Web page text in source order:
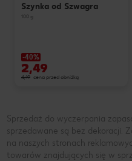
Szynka od Szwagra
100 g
-40%
2,49
4,19 cena przed obniżką
Sprzedaż do wyczerpania
sprzedawane są bez dekoracji.
na naszych stronach
towarów znajdujących się w